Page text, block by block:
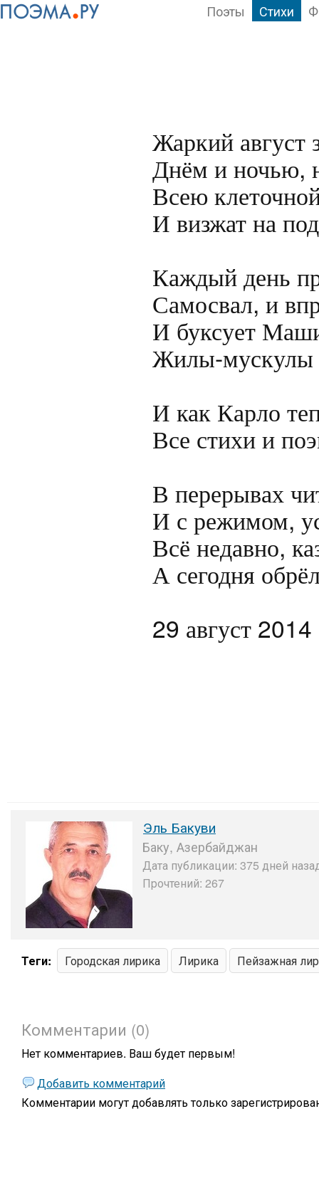
Поэты Стихи
Жаркий август
Днём и ночью,
Всею
И визжат на
Каждый день
Самосвал, и
И буксует
Жилы-мускулы
И как Карло
Все стихи и
В перерывах
И с режимом,
Всё недавно,
А сегодня
29 август
Эль Бакуви
Баку, Азербайджан
Дата публикации: 375 дней
Прочтений: 267
Теги: Городская лирика Лирика Пейзажная
Комментарии (0)
Нет комментариев. Ваш будет первым!
Добавить комментарий
Комментарии могут добавлять только